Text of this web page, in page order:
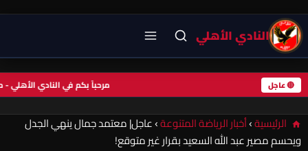
النادي الأهلي
🔴 عاجل مرحباً بكم في النادي
الرئيسية›أخبار الرياضة المتنوعة›عاجل| معتمد جمال ينهي الجدل
ويحسم مصير عبد الله السعيد بقرار غير متوقع!